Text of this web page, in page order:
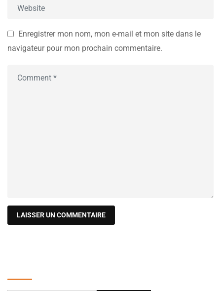
Enregistrer mon nom, mon e-mail et mon site dans le
navigateur pour mon prochain commentaire.